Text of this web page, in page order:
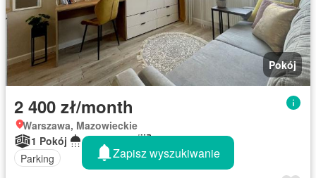
Pokój
2 400 zł/month
Warszawa, Mazowieckie
1 Pokój
1 Łazienka
Parking
Zapisz wyszukiwanie